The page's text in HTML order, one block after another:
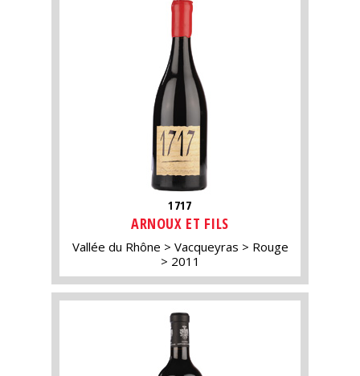
1717
ARNOUX ET FILS
Vallée du Rhône Vacqueyras
Rouge
2011